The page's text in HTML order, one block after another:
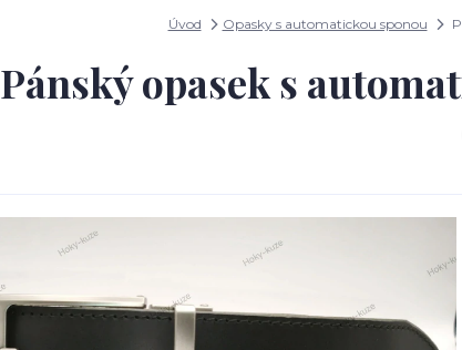
Úvod Opasky s automatickou sponou
Pánský opasek s